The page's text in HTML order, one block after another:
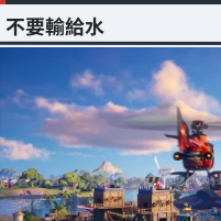
不要輸給水